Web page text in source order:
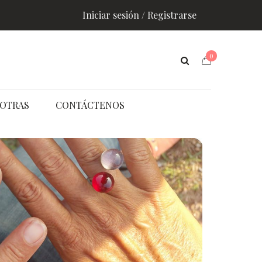
Iniciar sesión / Registrarse
0
CONTÁCTENOS